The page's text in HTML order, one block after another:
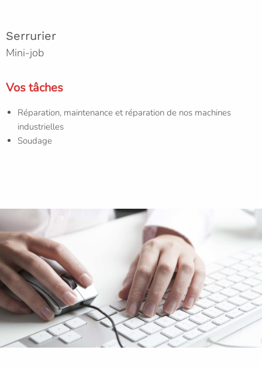
Serrurier
Mini-job
Vos tâches
Réparation, maintenance et réparation de nos machines
industrielles
Soudage